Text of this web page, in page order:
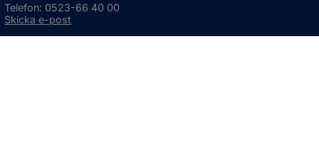
Telefon: 0523-66 40 00
Skicka e-post